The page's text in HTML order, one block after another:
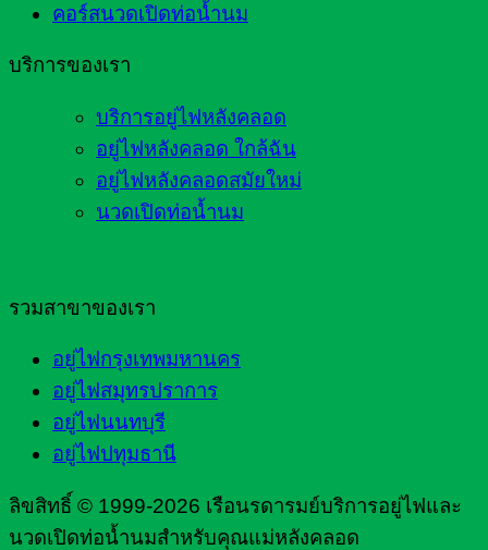
คอร์สนวดเปิดท่อน้ำนม
บริการของเรา
บริการอยู่ไฟหลังคลอด
อยู่ไฟหลังคลอด ใกล้ฉัน
อยู่ไฟหลังคลอดสมัยใหม่
นวดเปิดท่อน้ำนม
รวมสาขาของเรา
อยู่ไฟกรุงเทพมหานคร
อยู่ไฟสมุทรปราการ
อยู่ไฟนนทบุรี
อยู่ไฟปทุมธานี
ลิขสิทธิ์ © 1999-2026 เรือนรดารมย์บริการอยู่ไฟและ
นวดเปิดท่อน้ำนมสำหรับคุณแม่หลังคลอด